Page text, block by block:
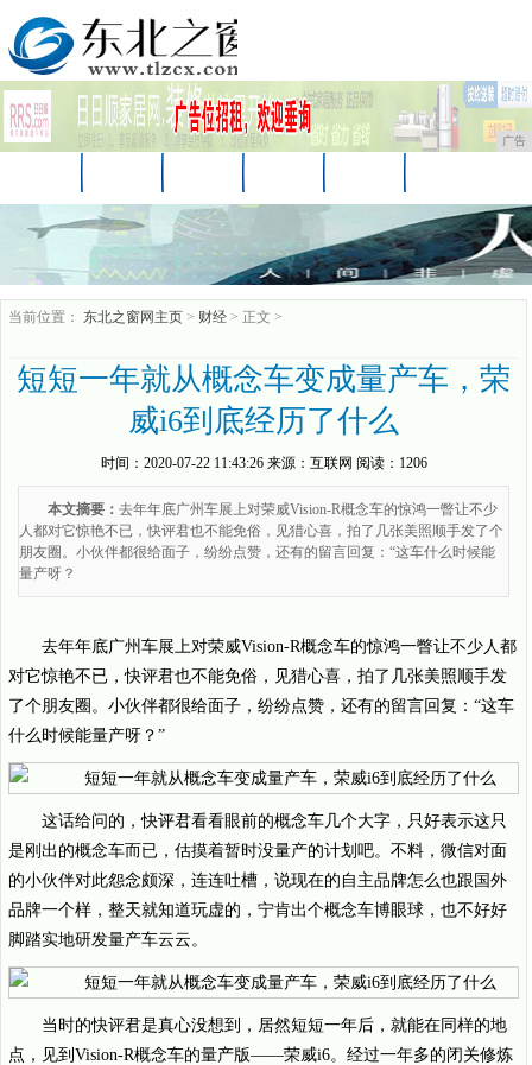
广告
企业 游戏
当前位置： 东北之窗网主页 > 财经 > 正文 >
短短一年就从概念车变成量产车，荣
威i6到底经历了什么
时间： 2020-07-22 11:43:26来源： 互联网 阅读：1206
本文摘要： 去年年底广州车展上对荣威Vision-R概念车的惊鸿一瞥让不少
人都对它惊艳不已，快评君也不能免俗，见猎心喜，拍了几张美照顺手发了个
朋友圈。小伙伴都很给面子，纷纷点赞，还有的留言回复：“这车什么时候能
量产呀？
去年年底广州车展上对荣威Vision-R概念车的惊鸿一瞥让不少人都
对它惊艳不已，快评君也不能免俗，见猎心喜，拍了几张美照顺手发
了个朋友圈。小伙伴都很给面子，纷纷点赞，还有的留言回复：“这车
什么时候能量产呀？”
这话给问的，快评君看看眼前的概念车几个大字，只好表示这只
是刚出的概念车而已，估摸着暂时没量产的计划吧。不料，微信对面
的小伙伴对此怨念颇深，连连吐槽，说现在的自主品牌怎么也跟国外
品牌一个样，整天就知道玩虚的，宁肯出个概念车博眼球，也不好好
脚踏实地研发量产车云云。
当时的快评君是真心没想到，居然短短一年后，就能在同样的地
点，见到Vision-R概念车的量产版——荣威i6。经过一年多的闭关修炼